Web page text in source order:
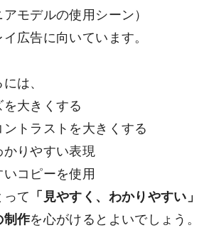
モデルの使用シーン）
広告に向いています。
は、
を大きくする
ントラストを大きくする
かりやすい表現
いコピーを使用
って 「見やすく、わかりやすい」
制作を心がけるとよいでしょう。